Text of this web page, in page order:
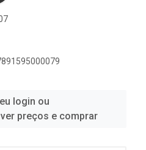
login ou
preços e comprar